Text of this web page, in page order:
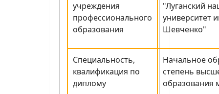
учреждения
профессионального
образования
"Луганский
университет
Шевченко"
Специальность,
квалификация по
диплому
Начальное
степень
образования